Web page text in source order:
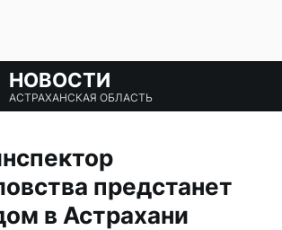
НОВОСТИ
АСТРАХАНСКАЯ ОБЛАСТЬ
предстанет
в Астрахани